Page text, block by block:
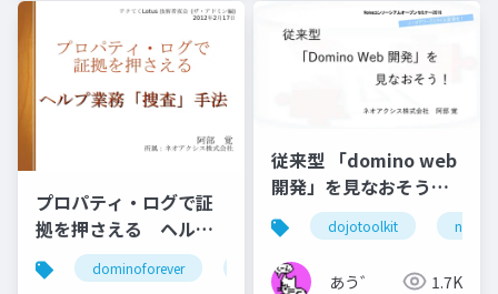
プロパティ・ログで証
拠を押さえる ヘルプ
業務「捜査」手法
dominoforever ずっとノーツ テクてく
従来型 「domino web
開発」を見なおそう！
201611 Notes
Consortium Open
Seminar 公開版
dojotoolkit notes
あう゛ 1.7K